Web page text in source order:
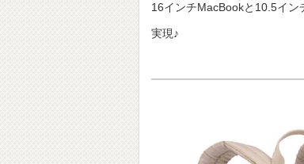
16インチMacBookと10.5イン
実現♪